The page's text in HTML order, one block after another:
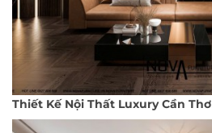
Thiết Kế Nội Thất Luxury Cần Thơ